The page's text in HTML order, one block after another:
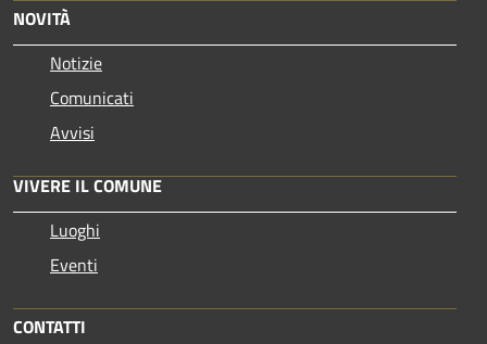
NOVITÀ
Notizie
Comunicati
Avvisi
VIVERE IL COMUNE
Luoghi
Eventi
CONTATTI